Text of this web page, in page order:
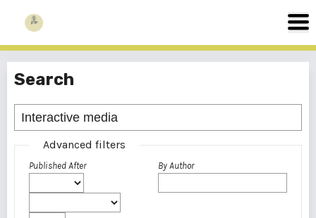
Search
Advanced filters
Published After By Author